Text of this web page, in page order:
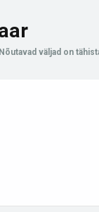
Nõutavad väljad on